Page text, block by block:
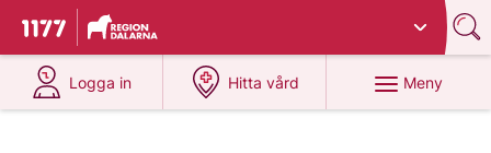
Till startsidan för 1177
Du har valt region
Logga in
på 1177.se
Hitta vård
på 1177.se
Meny